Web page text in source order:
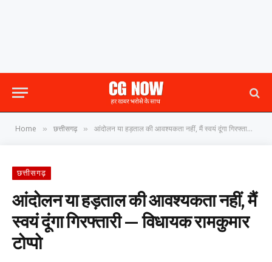
Home » छत्तीसगढ़ » आंदोलन या हड़ताल की आवश्यकता नहीं, मैं स्वयं दूंगा गिरफ्तारी — विधायक रामकुमार टोप्पो
छत्तीसगढ़
आंदोलन या हड़ताल की आवश्यकता नहीं, मैं
स्वयं दूंगा गिरफ्तारी — विधायक रामकुमार
टोप्पो